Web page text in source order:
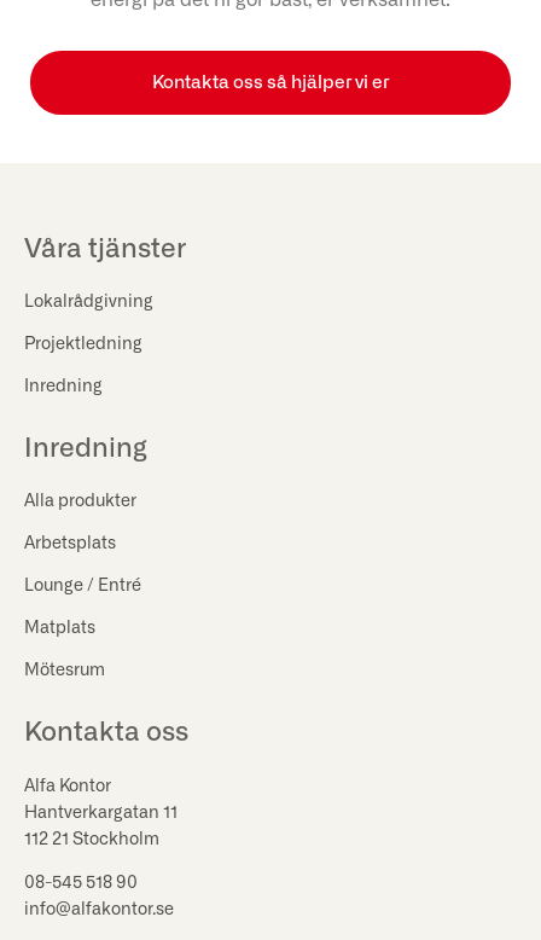
Kontakta oss så hjälper vi er
Våra tjänster
Lokalrådgivning
Projektledning
Inredning
Inredning
Alla produkter
Arbetsplats
Lounge / Entré
Matplats
Mötesrum
Kontakta oss
Alfa Kontor
Hantverkargatan 11
112 21 Stockholm
08-545 518 90
info@alfakontor.se